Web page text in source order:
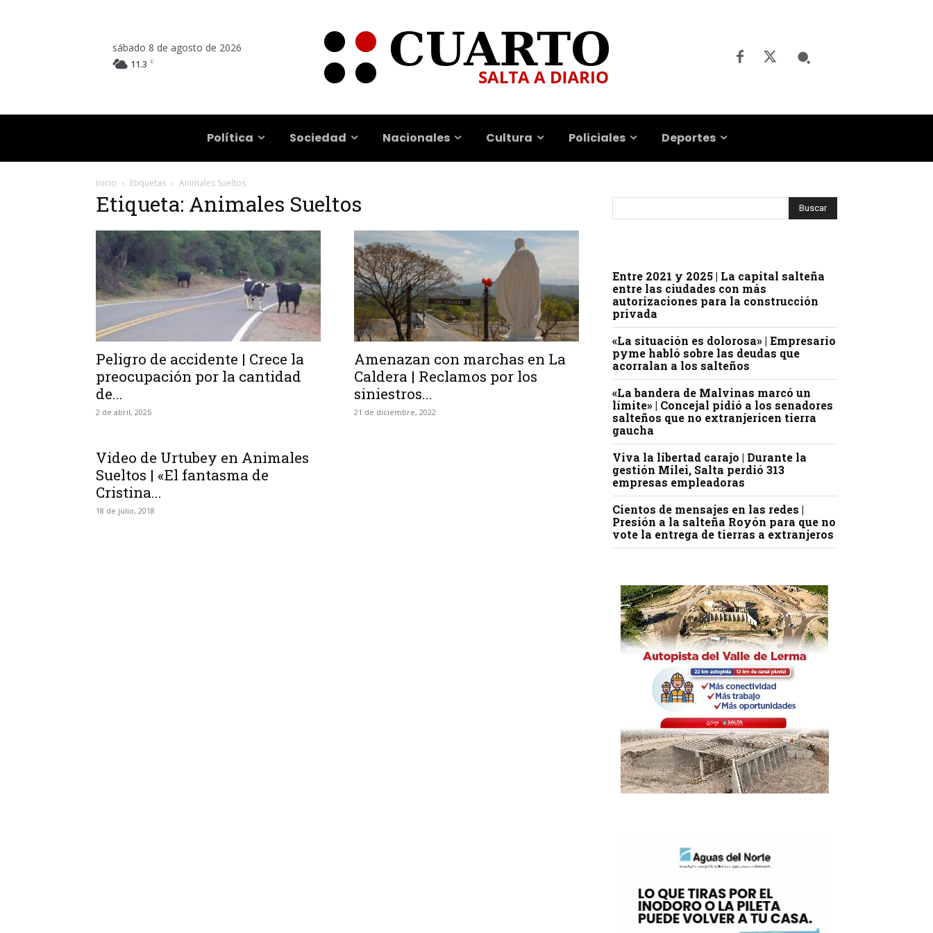
sábado 8 de agosto de 2026
11.3 C
Política Sociedad Nacionales Cultura Policiales Deportes
Inicio Etiquetas Animales Sueltos
Etiqueta: Animales Sueltos
Peligro de accidente | Crece la
preocupación por la cantidad
de...
2 de abril, 2025
Amenazan con marchas en La
Caldera | Reclamos por los
siniestros...
21 de diciembre, 2022
Video de Urtubey en Animales
Sueltos | «El fantasma de
Cristina...
18 de julio, 2018
Entre 2021 y 2025 | La capital salteña
entre las ciudades con más
autorizaciones para la construcción
privada
«La situación es dolorosa» | Empresario
pyme habló sobre las deudas que
acorralan a los salteños
«La bandera de Malvinas marcó un
límite» | Concejal pidió a los senadores
salteños que no extranjericen tierra
gaucha
Viva la libertad carajo | Durante la
gestión Milei, Salta perdió 313
empresas empleadoras
Cientos de mensajes en las redes |
Presión a la salteña Royón para que no
vote la entrega de tierras a extranjeros